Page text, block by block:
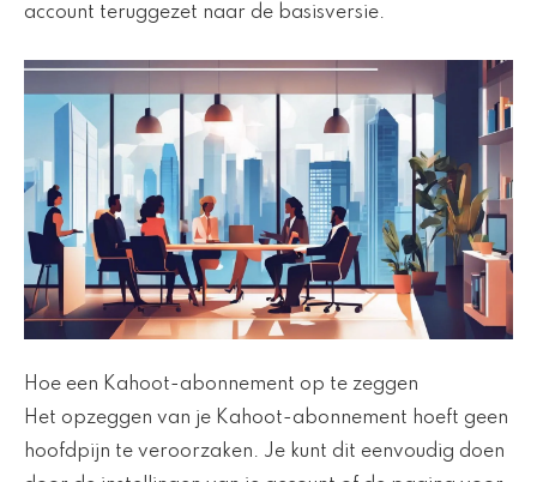
account teruggezet naar de basisversie.
Hoe een Kahoot-abonnement op te zeggen
Het opzeggen van je Kahoot-abonnement hoeft geen
hoofdpijn te veroorzaken. Je kunt dit eenvoudig doen